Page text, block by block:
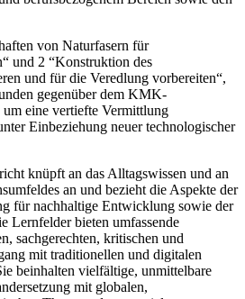
von Naturfasern für
und 2 “Konstruktion des
und für die Veredlung vorbereiten“,
gegenüber dem KMK-
eine vertiefte Vermittlung
Einbeziehung neuer technologischer
knüpft an das Alltagswissen und an
an und bezieht die Aspekte der
für nachhaltige Entwicklung sowie der
Lernfelder bieten umfassende
sachgerechten, kritischen und
mit traditionellen und digitalen
beinhalten vielfältige, unmittelbare
mit globalen,